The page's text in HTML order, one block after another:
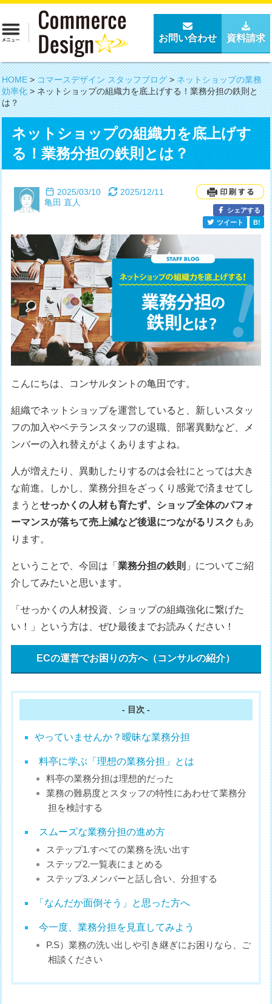
お問い合わせ 資料請求
HOME>コマースデザイン スタッフブログ>ネットショップの業務
効率化>ネットショップの組織力を底上げする！業務分担の鉄則と
は？
ネットショップの組織力を底上げす
る！業務分担の鉄則とは？
2025/03/10
2025/12/11
亀田 直人
シェアする
ツイート
B!
こんにちは、コンサルタントの亀田です。
組織でネットショップを運営していると、新しいスタッ
フの加入やベテランスタッフの退職、部署異動など、メ
ンバーの入れ替えがよくありますよね。
人が増えたり、異動したりするのは会社にとっては大き
な前進。しかし、業務分担をざっくり感覚で済ませてし
まうとせっかくの人材も育たず、ショップ全体のパフォ
ーマンスが落ちて売上減など後退につながるリスク もあ
ります。
ということで、今回は「業務分担の鉄則 」についてご紹
介してみたいと思います。
「せっかくの人材投資、ショップの組織強化に繋げた
い！」という方は、ぜひ最後までお読みください！
ECの運営でお困りの方へ（コンサルの紹介）
- 目次 -
やっていませんか？曖昧な業務分担
料亭に学ぶ「理想の業務分担」とは
料亭の業務分担は理想的だった
業務の難易度とスタッフの特性にあわせて業務分
担を検討する
スムーズな業務分担の進め方
ステップ1.すべての業務を洗い出す
ステップ2.一覧表にまとめる
ステップ3.メンバーと話し合い、分担する
「なんだか面倒そう」と思った方へ
今一度、業務分担を見直してみよう
P.S）業務の洗い出しや引き継ぎにお困りなら、ご
相談ください